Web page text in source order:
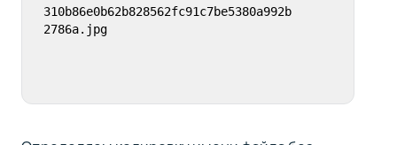
310b86e0b62b828562fc91c7be5380a992b
2786a.jpg